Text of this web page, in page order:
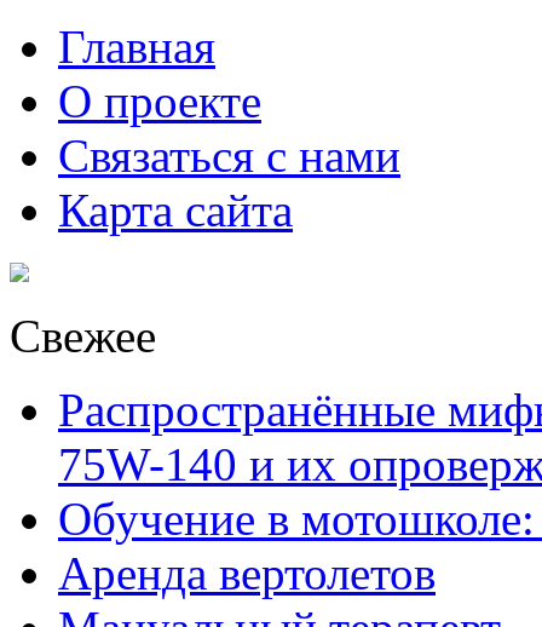
Главная
О проекте
Связаться с нами
Карта сайта
Свежее
Распространённые
75W-140 и их
Обучение в
Аренда вертолетов